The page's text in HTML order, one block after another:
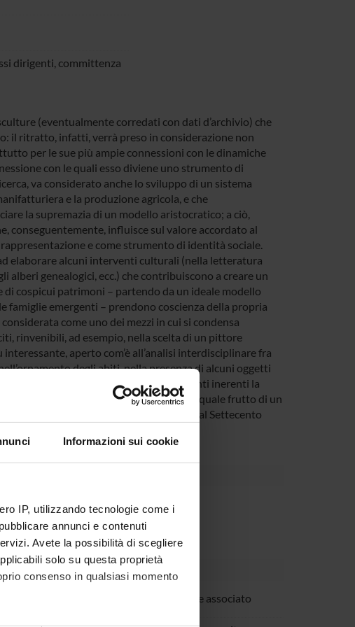
Informazioni sui cookie
IP, utilizzando tecnologie come i
annunci e contenuti
Avete la possibilità di scegliere
solo su questa proprietà
consenso in qualsiasi momento
dirigenti, committenza
(eventualmente corredati con dati d’archivio) che
il ritratto, infatti, verrà preso in considerazione non
per le sue più ampie connessioni con le dinamiche
con le quali esso diviene uno strumento di
va considerato anche lo sviluppo di un sistema
e la produzione agricola, e che
la supremazia di un modello aristocratico; a ciò,
conseguentemente, influisce sul valore accordato al
e come strumento di identità sociale.
elaborare alcuni interventi culturali (nella letteratura
alberi genealogici, ecc.) che contribuiscono a creare un
cospicui patrimoni – partendo da un ideale modello
famiglie emergenti – prendono coscienza della propria
come uno dei mezzi in cui si condensa
rinvenibili, ad esempio, nella scelta di un pittore
aperto com’è all’analisi interdisciplinare fra
degli abiti, nella presenza di alcuni oggetti
interpretati attraverso documenti inerenti la
per comprendere il ritratto quale frutto di un
alcuni processi sociali che dal Quattro al Settecento
dal Dipartimento
Professore associato